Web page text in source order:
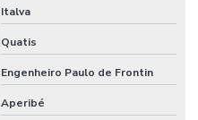
Italva
Quatis
Engenheiro Paulo de Frontin
Aperibé